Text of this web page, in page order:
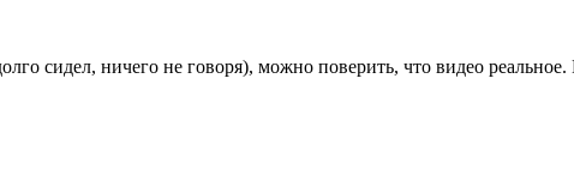
сидел, ничего не говоря), можно поверить, что видео